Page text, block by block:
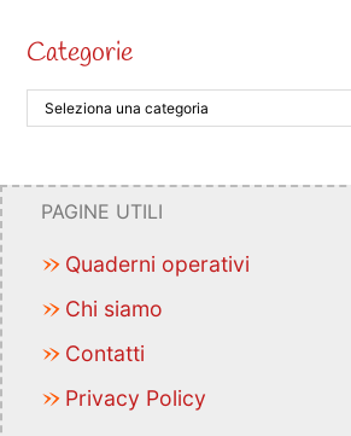
Categorie
PAGINE UTILI
Quaderni operativi
Chi siamo
Contatti
Privacy Policy